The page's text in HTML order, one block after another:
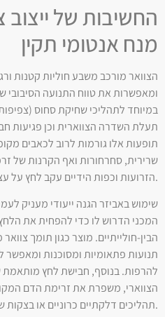
החשיבות של ייצוב
מנח אנטומי תקין
הצוואר מורכב משבע חוליות קטנות
ומאפשרות את טווח התנועה הסיבובי
במיוחד לתהליכי שחיקת סחוס
תעלת השדרה הצווארית וכן פגיעות
שרירית, סחרחורות ואף הקרנות של
הזרועות וכפות הידיים עקב לחץ על עצבים.
שימוש באביזר הגנה ייעודי מעניק
המכני הדרוש לו כדי להפחית את
הבין-חולייתיים. מוצר כגון תומך
תנועות פתאומיות ומסוכנות
להרפות. בנוסף, חבישת לחץ מותאמת
הצווארי, משפרת את זרימת הדם
תהליכים דלקתיים כרוניים או בצקות שנוצרו כתוצאה מחבלה חריפה.